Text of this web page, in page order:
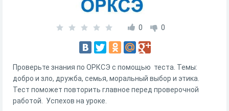
0 0
Проверьте знания по ОРКСЭ с помощью теста. Темы:
добро и зло, дружба, семья, моральный выбор и этика.
Тест поможет повторить главное перед проверочной
работой. Успехов на уроке.